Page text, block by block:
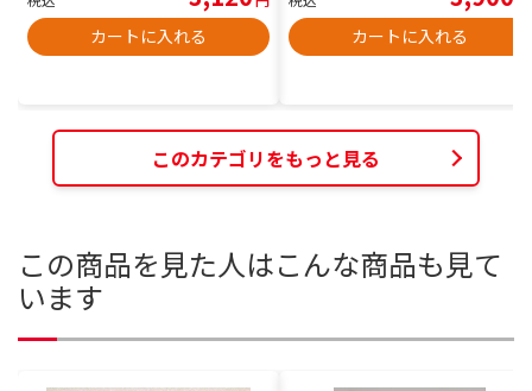
カートに入れる カートに入れる
このカテゴリをもっと見る
この商品を見た人はこんな商品も見て
います